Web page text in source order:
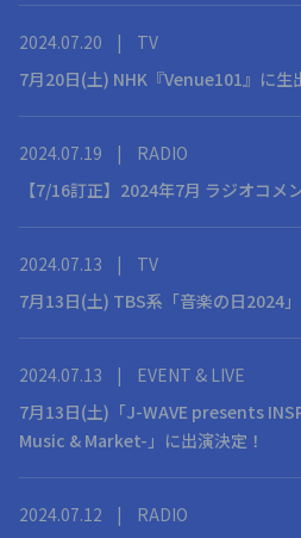
2024.07.20 |
TV
7月20日(土) NHK『Venue101』に生
2024.07.19 |
RADIO
【7/16訂正】2024年7月 ラジオコメ
2024.07.13 |
TV
7月13日(土) TBS系「音楽の日2024
2024.07.13 |
EVENT & LIVE
7月13日(土)「J-WAVE presents
Music & Market-」に出演決定！
2024.07.12 |
RADIO